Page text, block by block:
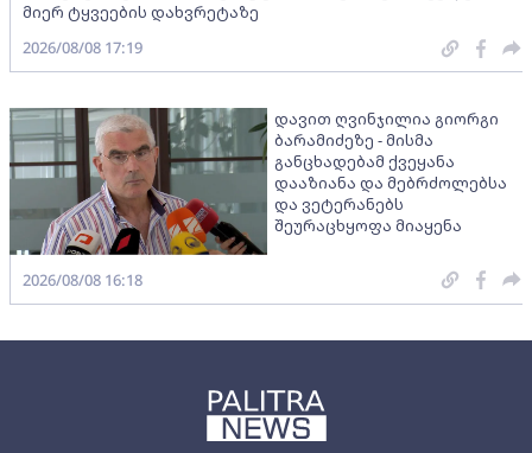
მიერ ტყვეების დახვრეტაზე
2026/08/08 17:19
დავით ღვინჯილია გიორგი
ბარამიძეზე - მისმა
განცხადებამ ქვეყანა
დააზიანა და მებრძოლებსა
და ვეტერანებს
შეურაცხყოფა მიაყენა
2026/08/08 16:18